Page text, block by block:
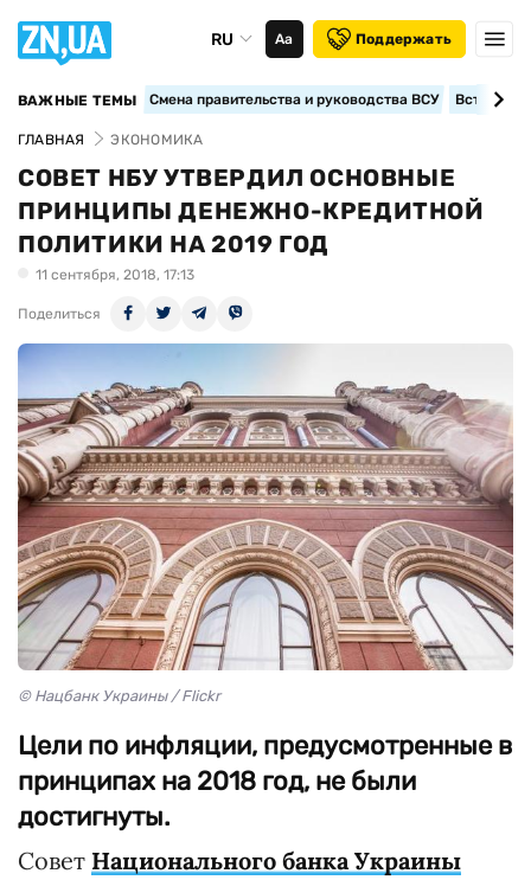
RU Аа Поддержать
ВАЖНЫЕ ТЕМЫ Смена правительства и руководства ВСУ
ГЛАВНАЯ ЭКОНОМИКА
СОВЕТ НБУ УТВЕРДИЛ ОСНОВНЫЕ
ПРИНЦИПЫ ДЕНЕЖНО-КРЕДИТНОЙ
ПОЛИТИКИ НА 2019 ГОД
11 сентября, 2018, 17:13
Поделиться
© Нацбанк Украины / Flickr
Цели по инфляции, предусмотренные в
принципах на 2018 год, не были
достигнуты.
Совет Национального банка Украины